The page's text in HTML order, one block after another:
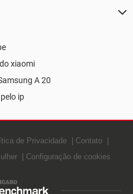
xiaomi
A 20
ip
de Privacidade
Contato
Configuração de cookies